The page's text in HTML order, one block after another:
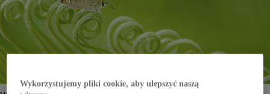
Wykorzystujemy pliki cookie, aby ulepszyć naszą